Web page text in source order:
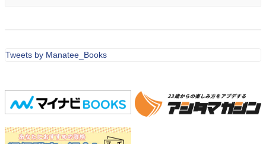
Tweets by Manatee_Books